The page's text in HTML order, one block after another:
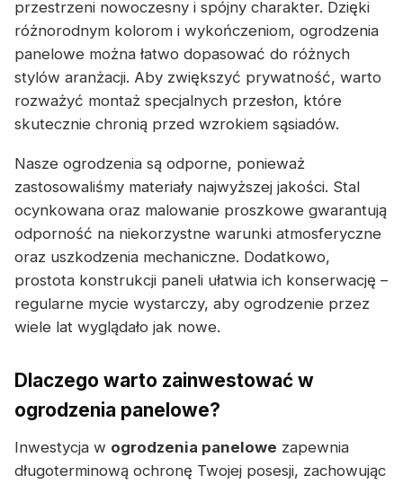
przestrzeni nowoczesny i spójny charakter. Dzięki
różnorodnym kolorom i wykończeniom, ogrodzenia
panelowe można łatwo dopasować do różnych
stylów aranżacji. Aby zwiększyć prywatność, warto
rozważyć montaż specjalnych przesłon, które
skutecznie chronią przed wzrokiem sąsiadów.
Nasze ogrodzenia są odporne, ponieważ
zastosowaliśmy materiały najwyższej jakości. Stal
ocynkowana oraz malowanie proszkowe gwarantują
odporność na niekorzystne warunki atmosferyczne
oraz uszkodzenia mechaniczne. Dodatkowo,
prostota konstrukcji paneli ułatwia ich konserwację –
regularne mycie wystarczy, aby ogrodzenie przez
wiele lat wyglądało jak nowe.
Dlaczego warto zainwestować w
ogrodzenia panelowe?
Inwestycja w ogrodzenia panelowe zapewnia
długoterminową ochronę Twojej posesji, zachowując